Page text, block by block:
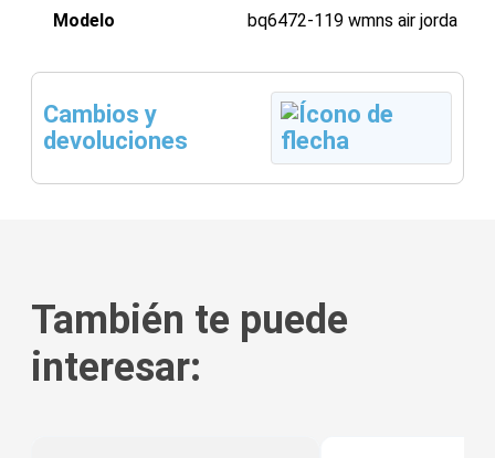
Modelo bq6472-119 wmns air jorda
Cambios y
devoluciones
También te puede
interesar: